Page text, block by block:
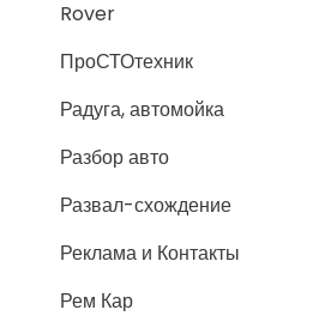
Rover
ПроСТОтехник
Радуга, автомойка
Разбор авто
Развал-схождение
Реклама и Контакты
Рем Кар